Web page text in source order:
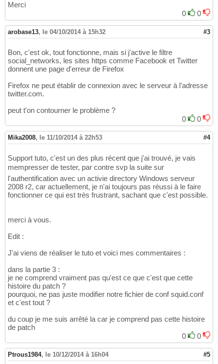
Merci
0
0
arobase13, le 04/10/2014 à 15h32 #3
Bon, c'est ok, tout fonctionne, mais si j'active le filtre
social_networks, les sites https comme Facebook et Twitter
donnent une page d'erreur de Firefox
Firefox ne peut établir de connexion avec le serveur à l'adresse
twitter.com.
peut t'on contourner le problème ?
0
0
Mika2008, le 11/10/2014 à 22h53 #4
Support tuto, c'est un des plus récent que j'ai trouvé, je vais
mempresser de tester, par contre svp la suite sur
l'authentification avec un activie directory Windows serveur
2008 r2, car actuellement, je n'ai toujours pas réussi à le faire
fonctionner ce qui est très frustrant, sachant que c'est possible.
merci à vous.
Edit :
J'ai viens de réaliser le tuto et voici mes commentaires :
dans la partie 3 :
je ne comprend vraiment pas qu'est ce que c'est que cette
histoire du patch ?
pourquoi, ne pas juste modifier notre fichier de conf squid.conf
et c'est tout ?
du coup je me suis arrêté la car je comprend pas cette histoire
de patch
0
0
Ptrous1984, le 10/12/2014 à 16h04 #5